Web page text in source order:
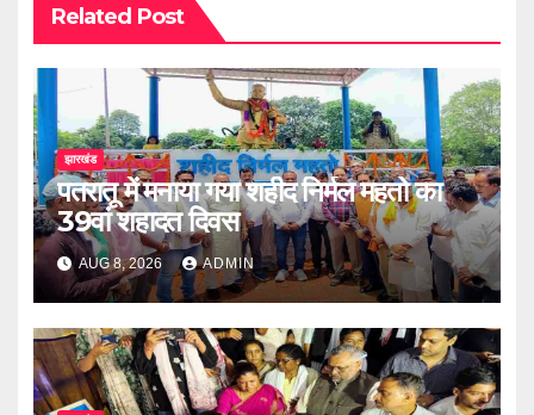
Related Post
झारखंड
पतरातू में मनाया गया शहीद निर्मल महतो का
39वां शहादत दिवस
AUG 8, 2026 ADMIN